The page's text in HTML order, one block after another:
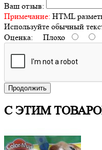
Ваш отзыв:
Примечание: HTML
Используйте обычный
Оценка: Плохо
Продолжить
С ЭТИМ